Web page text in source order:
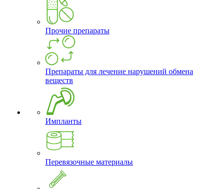
Прочие препараты
Препараты для лечение нарушений обмена
веществ
Импланты
Перевязочные материалы